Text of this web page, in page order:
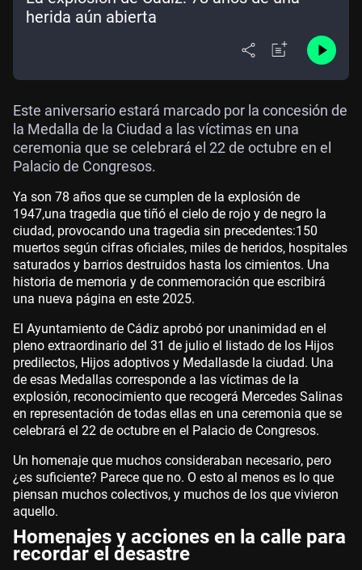
herida aún abierta
Este aniversario estará marcado por la concesión de
la Medalla de la Ciudad a las víctimas en una
ceremonia que se celebrará el 22 de octubre en el
Palacio de Congresos.
Ya son 78 años que se cumplen de la explosión de
1947,una tragedia que tiñó el cielo de rojo y de negro la
ciudad, provocando una tragedia sin precedentes:150
muertos según cifras oficiales, miles de heridos, hospitales
saturados y barrios destruidos hasta los cimientos. Una
historia de memoria y de conmemoración que escribirá
una nueva página en este 2025.
El Ayuntamiento de Cádiz aprobó por unanimidad en el
pleno extraordinario del 31 de julio el listado de los Hijos
predilectos, Hijos adoptivos y Medallasde la ciudad. Una
de esas Medallas corresponde a las víctimas de la
explosión, reconocimiento que recogerá Mercedes Salinas
en representación de todas ellas en una ceremonia que se
celebrará el 22 de octubre en el Palacio de Congresos.
Un homenaje que muchos consideraban necesario, pero
¿es suficiente? Parece que no. O esto al menos es lo que
piensan muchos colectivos, y muchos de los que vivieron
aquello.
Homenajes y acciones en la calle para
recordar el desastre